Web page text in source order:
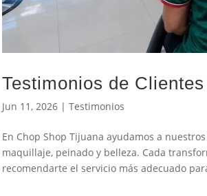
Testimonios de
Jun 11, 2026 |Testimonios
En Chop Shop Tijuana ayudamos a
maquillaje, peinado y belleza. Cada
recomendarte el servicio más adecuado